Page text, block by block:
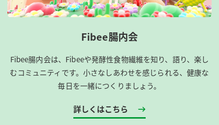
Fibee腸内会
Fibee腸内会は、​Fibeeや発酵性食物繊維を知り、語り、楽し
むコミュニティです。​小さなしあわせを感じられる、健康な
毎日を一緒につくりましょう。
詳しくはこちら